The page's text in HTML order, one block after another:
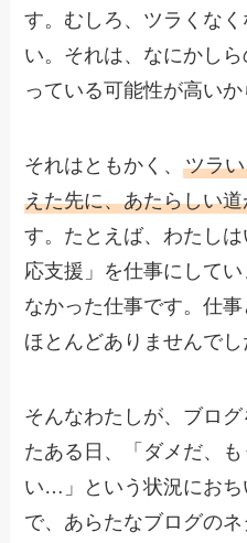
す。むしろ、ツラくな
い。それは、なにかし
っている可能性が高いか
それはともかく、ツラ
えた先に、あたらしい
す。たとえば、わたし
応支援」を仕事にして
なかった仕事です。仕
ほとんどありませんでし
そんなわたしが、ブロ
たある日、「ダメだ、
い…」という状況におち
で、あらたなブログの